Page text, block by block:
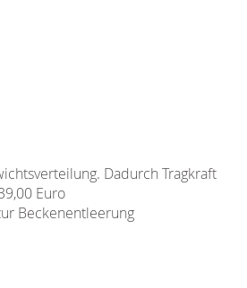
Dadurch Tragkraft
Euro
Beckenentleerung